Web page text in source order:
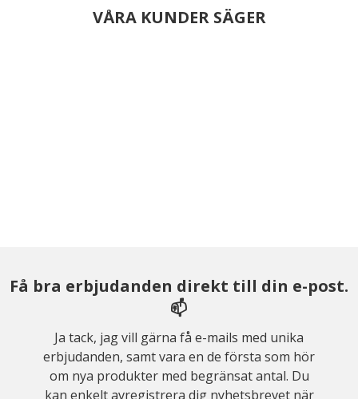
VÅRA KUNDER SÄGER
Få bra erbjudanden direkt till din e-post.
📫
Ja tack, jag vill gärna få e-mails med unika
erbjudanden, samt vara en de första som hör
om nya produkter med begränsat antal. Du
kan enkelt avregistrera dig nyhetsbrevet när